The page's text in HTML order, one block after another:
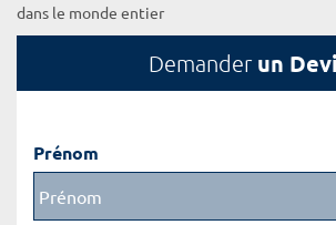
dans le monde entier
Demander un
Prénom